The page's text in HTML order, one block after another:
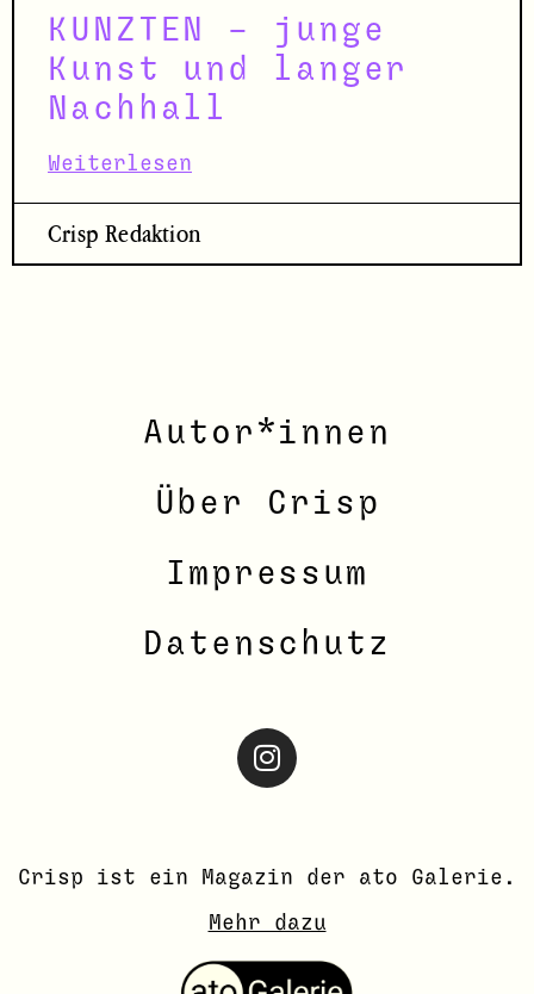
KUNZTEN – junge
Kunst und langer
Nachhall
Weiterlesen
Crisp Redaktion
Autor*innen
Über Crisp
Impressum
Datenschutz
Crisp ist ein Magazin der ato Galerie .
Mehr dazu